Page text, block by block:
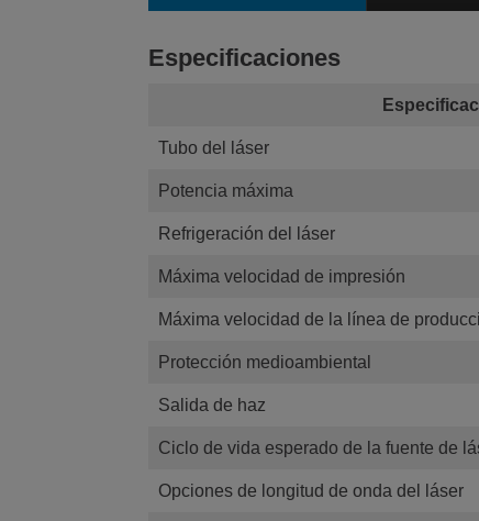
Especificaciones
Tubo del láser
Potencia máxima
Refrigeración del láser
Máxima velocidad de impresión
Máxima velocidad de la línea de
Protección medioambiental
Salida de haz
Ciclo de vida esperado de la fuente de
Opciones de longitud de onda del láser